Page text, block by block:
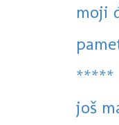
moji
*****
još